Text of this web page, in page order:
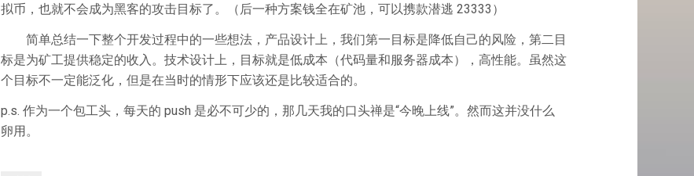
拟币，也就不会成为黑客的攻击目标了。（后一种方案钱全在矿池，可以携款潜逃 23333）
简单总结一下整个开发过程中的一些想法，产品设计上，我们第一目标是降低自己的风险，第二目
标是为矿工提供稳定的收入。技术设计上，目标就是低成本（代码量和服务器成本），高性能。虽然这
个目标不一定能泛化，但是在当时的情形下应该还是比较适合的。
p.s. 作为一个包工头，每天的 push 是必不可少的，那几天我的口头禅是“今晚上线”。然而这并没什么
卵用。